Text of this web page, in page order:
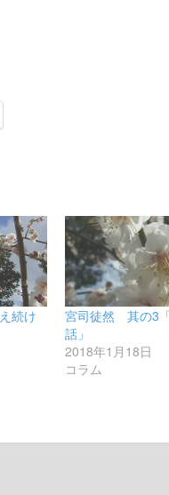
続け
宮司徒然 其の3
話」
2018年1月18日
コラム